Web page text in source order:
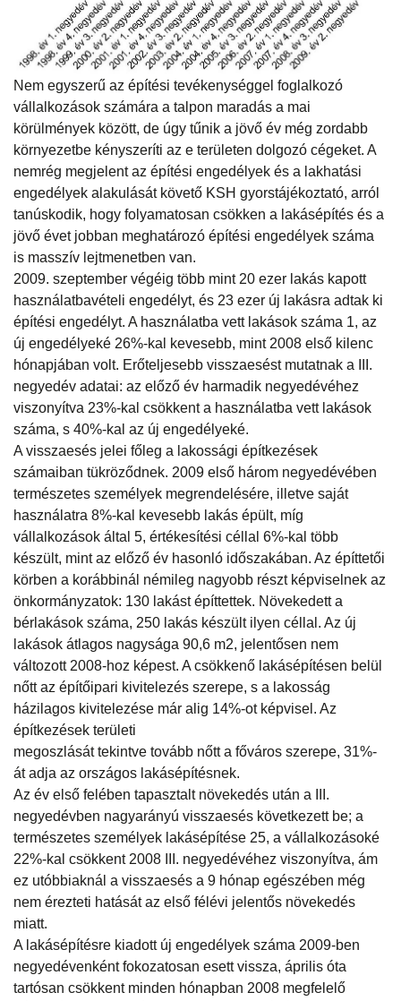
Nem egyszerű az építési tevékenységgel foglalkozó
vállalkozások számára a talpon maradás a mai
körülmények között, de úgy tűnik a jövő év még zordabb
környezetbe kényszeríti az e területen dolgozó cégeket. A
nemrég megjelent az építési engedélyek és a lakhatási
engedélyek alakulását követő KSH gyorstájékoztató, arról
tanúskodik, hogy folyamatosan csökken a lakásépítés és a
jövő évet jobban meghatározó építési engedélyek száma
is masszív lejtmenetben van.
2009. szeptember végéig több mint 20 ezer lakás kapott
használatbavételi engedélyt, és 23 ezer új lakásra adtak ki
építési engedélyt. A használatba vett lakások száma 1, az
új engedélyeké 26%-kal kevesebb, mint 2008 első kilenc
hónapjában volt. Erőteljesebb visszaesést mutatnak a III.
negyedév adatai: az előző év harmadik negyedévéhez
viszonyítva 23%-kal csökkent a használatba vett lakások
száma, s 40%-kal az új engedélyeké.
A visszaesés jelei főleg a lakossági építkezések
számaiban tükröződnek. 2009 első három negyedévében
természetes személyek megrendelésére, illetve saját
használatra 8%-kal kevesebb lakás épült, míg
vállalkozások által 5, értékesítési céllal 6%-kal több
készült, mint az előző év hasonló időszakában. Az építtetői
körben a korábbinál némileg nagyobb részt képviselnek az
önkormányzatok: 130 lakást építtettek. Növekedett a
bérlakások száma, 250 lakás készült ilyen céllal. Az új
lakások átlagos nagysága 90,6 m2, jelentősen nem
változott 2008-hoz képest. A csökkenő lakásépítésen belül
nőtt az építőipari kivitelezés szerepe, s a lakosság
házilagos kivitelezése már alig 14%-ot képvisel. Az
építkezések területi
megoszlását tekintve tovább nőtt a főváros szerepe, 31%-
át adja az országos lakásépítésnek.
Az év első felében tapasztalt növekedés után a III.
negyedévben nagyarányú visszaesés következett be; a
természetes személyek lakásépítése 25, a vállalkozásoké
22%-kal csökkent 2008 III. negyedévéhez viszonyítva, ám
ez utóbbiaknál a visszaesés a 9 hónap egészében még
nem érezteti hatását az első félévi jelentős növekedés
miatt.
A lakásépítésre kiadott új engedélyek száma 2009-ben
negyedévenként fokozatosan esett vissza, április óta
tartósan csökkent minden hónapban 2008 megfelelő